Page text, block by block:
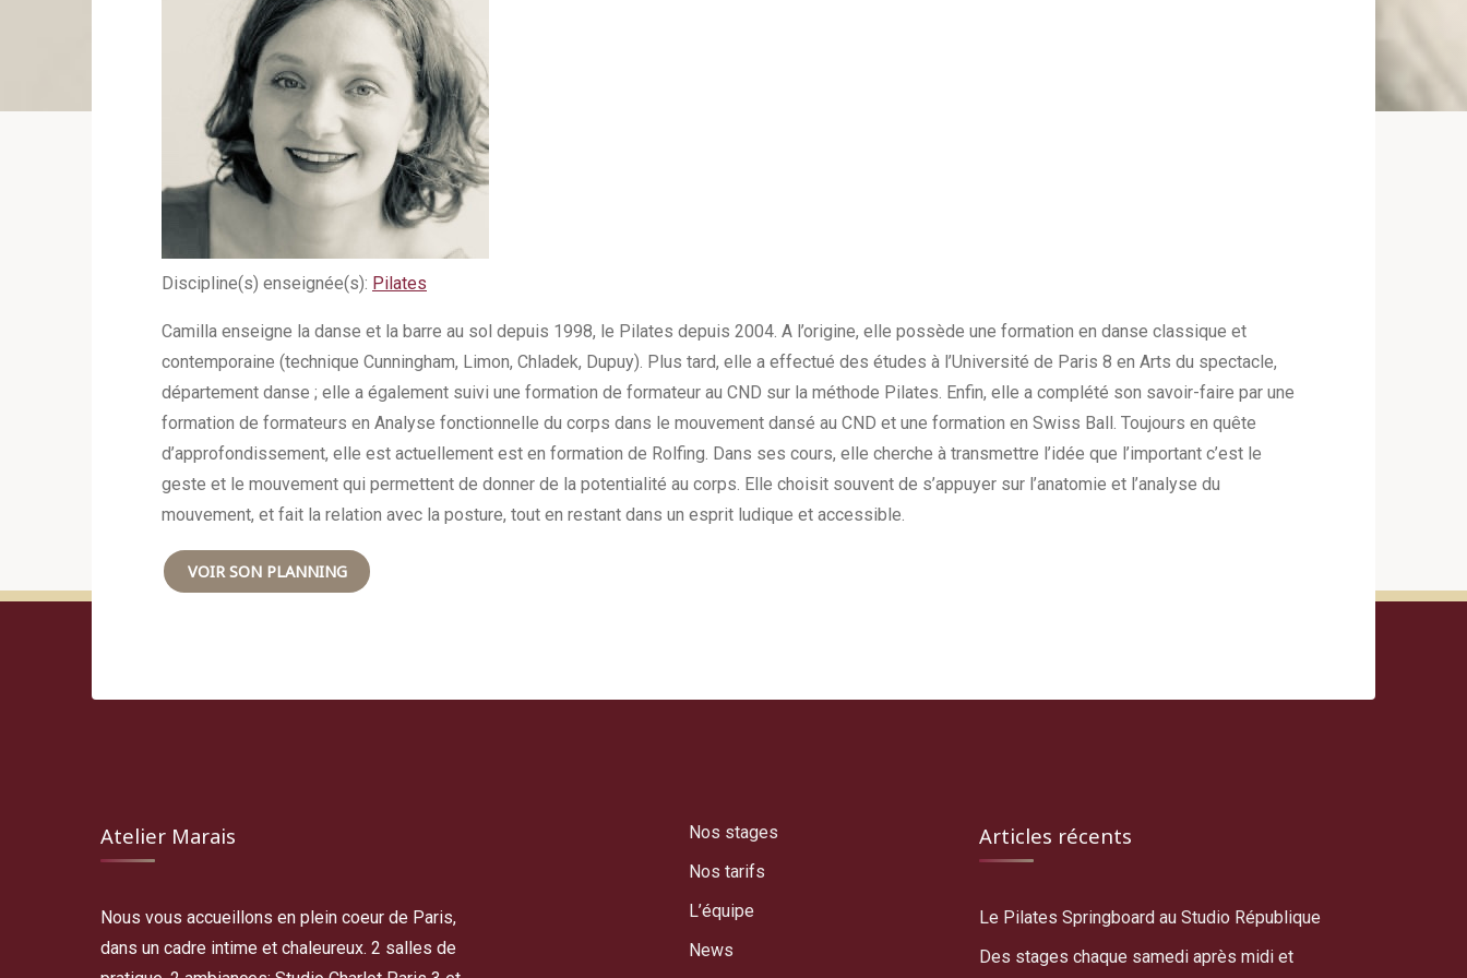
Discipline(s) enseignée(s): Pilates
Camilla enseigne la danse et la barre au sol depuis 1998, le Pilates depuis 2004. A l’origine, elle possède une formation en danse classique et
contemporaine (technique Cunningham, Limon, Chladek, Dupuy). Plus tard, elle a effectué des études à l’Université de Paris 8 en Arts du spectacle,
département danse ; elle a également suivi une formation de formateur au CND sur la méthode Pilates. Enfin, elle a complété son savoir-faire par une
formation de formateurs en Analyse fonctionnelle du corps dans le mouvement dansé au CND et une formation en Swiss Ball. Toujours en quête
d’approfondissement, elle est actuellement est en formation de Rolfing. Dans ses cours, elle cherche à transmettre l’idée que l’important c’est le
geste et le mouvement qui permettent de donner de la potentialité au corps. Elle choisit souvent de s’appuyer sur l’anatomie et l’analyse du
mouvement, et fait la relation avec la posture, tout en restant dans un esprit ludique et accessible.
VOIR SON PLANNING
Atelier Marais
Nous vous accueillons en plein coeur de Paris,
dans un cadre intime et chaleureux. 2 salles de
Nos stages
Nos tarifs
L’équipe
News
Articles récents
Le Pilates Springboard au Studio République
Des stages chaque samedi après midi et